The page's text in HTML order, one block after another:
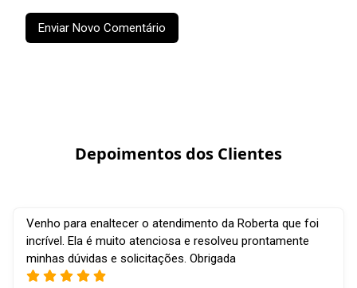
Enviar Novo Comentário
Depoimentos dos Clientes
Venho para enaltecer o atendimento da Roberta que foi
incrível. Ela é muito atenciosa e resolveu prontamente
minhas dúvidas e solicitações. Obrigada